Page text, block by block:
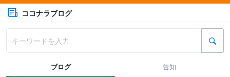
ココナラブログ
ブログ 告知